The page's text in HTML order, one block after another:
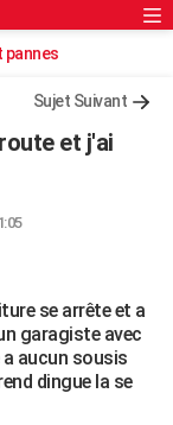
Rechercher
pannes
Sujet Suivant
et j'ai
se arrête et a
garagiste avec
a aucun sousis
dingue la se